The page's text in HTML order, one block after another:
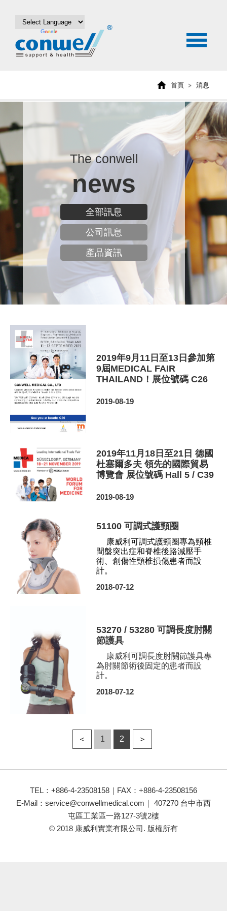
首頁 消息
The conwell
news
全部訊息
公司訊息
產品資訊
2019年9月11日至13日參加第
9屆MEDICAL FAIR
THAILAND！展位號碼 C26
2019-08-19
2019年11月18日至21日 德國
杜塞爾多夫 領先的國際貿易
博覽會 展位號碼 Hall 5 / C39
2019-08-19
51100 可調式護頸圈
康威利可調式護頸圈專為頸椎
間盤突出症和脊椎後路減壓手
術、創傷性頸椎損傷患者而設
計。
2018-07-12
53270 / 53280 可調長度肘關
節護具
康威利可調長度肘關節護具專
為肘關節術後固定的患者而設
計。
2018-07-12
＜ 1 2 ＞
TEL：+886-4-23508158｜FAX：+886-4-23508156
E-Mail： service@conwellmedical.com ｜ 407270 台中市西
屯區工業區一路127-3號2樓
© 2018 康威利實業有限公司. 版權所有